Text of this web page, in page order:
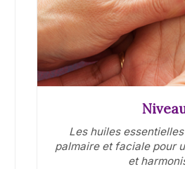
Les huiles
palmaire et faciale pour
et